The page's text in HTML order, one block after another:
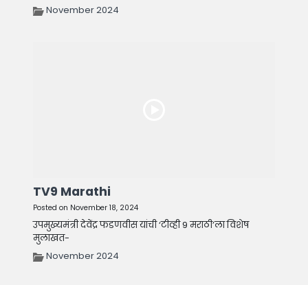
November 2024
TV9 Marathi
Posted on November 18, 2024
उपमुख्यमंत्री देवेंद्र फडणवीस यांची ‘टीव्ही 9 मराठी’ला विशेष
मुलाखत-
November 2024